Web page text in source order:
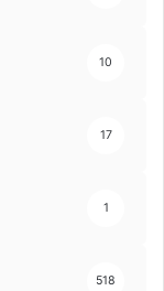
10
17
1
518